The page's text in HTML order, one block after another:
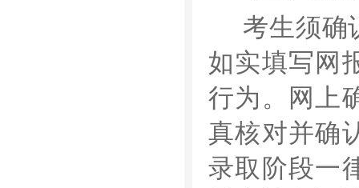
考生须确
如实填写网
行为。
网上
真核对并确
录取阶段一